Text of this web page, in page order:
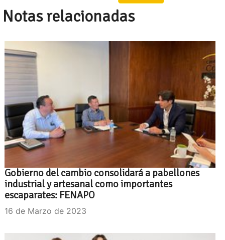
Notas relacionadas
Gobierno del cambio consolidará a pabellones
industrial y artesanal como importantes
escaparates: FENAPO
16 de Marzo de 2023